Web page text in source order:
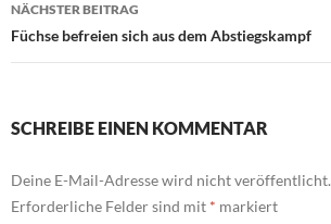
NÄCHSTER BEITRAG
Füchse befreien sich aus dem Abstiegskampf
SCHREIBE EINEN KOMMENTAR
Deine E-Mail-Adresse wird nicht veröffentlicht.
Erforderliche Felder sind mit * markiert